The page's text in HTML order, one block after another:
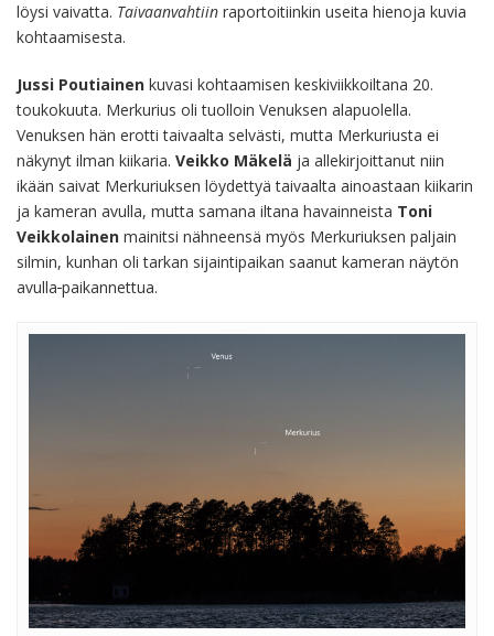
löysi vaivatta. Taivaanvahtiin raportoitiinkin useita hienoja kuvia
kohtaamisesta.
Jussi Poutiainen kuvasi kohtaamisen keskiviikkoiltana 20.
toukokuuta. Merkurius oli tuolloin Venuksen alapuolella.
Venuksen hän erotti taivaalta selvästi, mutta Merkuriusta ei
näkynyt ilman kiikaria. Veikko Mäkelä ja allekirjoittanut niin
ikään saivat Merkuriuksen löydettyä taivaalta ainoastaan kiikarin
ja kameran avulla, mutta samana iltana havainneista Toni
Veikkolainen mainitsi nähneensä myös Merkuriuksen paljain
silmin, kunhan oli tarkan sijaintipaikan saanut kameran näytön
avulla paikannettua.